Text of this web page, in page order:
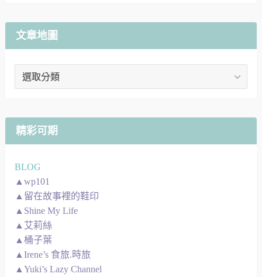
文章地圖
文
精彩可期
BLOG
▲wp101
▲留在故事裡的鞋印
▲Shine My Life
▲艾莉絲
▲桶子葉
▲Irene’s 食旅.時旅
▲Yuki’s Lazy Channel